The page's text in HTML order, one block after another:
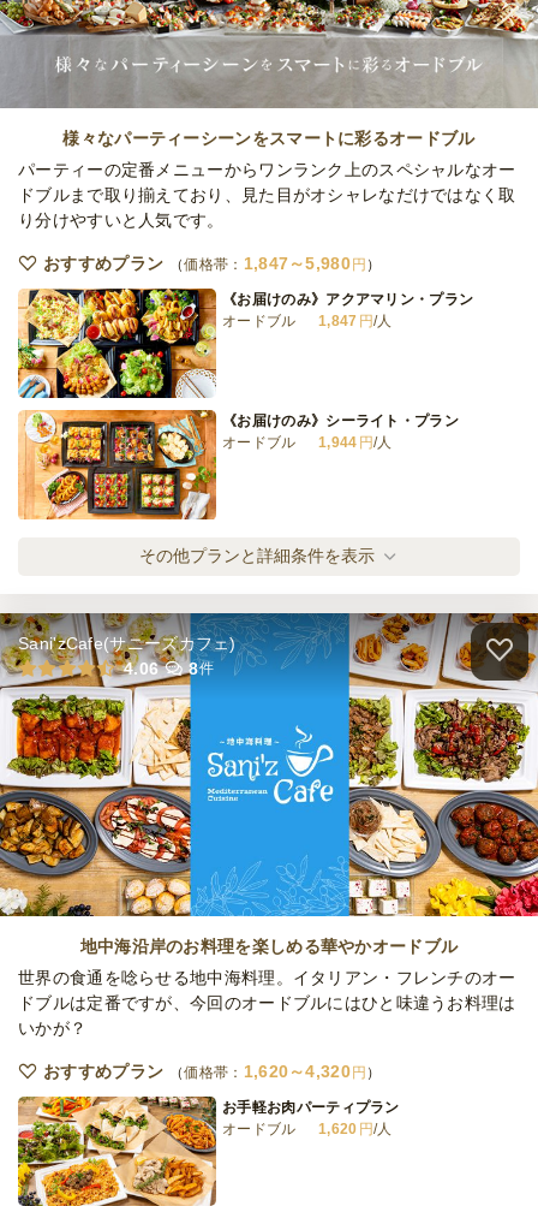
オードブル
630円/人
〈かわいいフォルムにうっとり〉ミニ丸コッ
オードブル
1,200円/人
オードブル
1,200円
オードブル
※定休日を除く営業日換算
最低ご注文金額 15,000円
様々なパーティーシーンをスマートに彩るオードブル
パーティーの定番メニューからワンランク上のスペシャルなオー
ドブルまで取り揃えており、見た目がオシャレなだけではなく取
り分けやすいと人気です。
おすすめプラン 価格帯： 1,847～5,980円
《お届けのみ》アクアマリン・プラン
オードブル
1,847 円/人
《お届けのみ》シーライト・プラン
オードブル
1,944 円/人
オードブル
2,534円/人
《お届けのみ》カーネリア・プラン
2,731円/人
《お届けのみ》トルマリン・プラン
オードブル
2,731円/人
《お届けのみ》エメラルド・プラン
その他プランと詳細条件を表示
Sani'zCafe(サニーズカフェ)
4.06
8件
地中海沿岸のお料理を楽しめる華やかオードブル
世界の食通を唸らせる地中海料理。イタリアン・フレンチのオー
ドブルは定番ですが、今回のオードブルにはひと味違うお料理は
いかが？
おすすめプラン 価格帯： 1,620～4,320円
お手軽お肉パーティプラン
オードブル
1,620 円/人